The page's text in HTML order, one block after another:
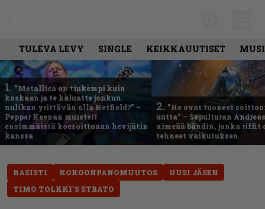
TULEVA LEVY SINGLE KEIKKAUUTISET
1. ”Metallica on tiukempi kuin
koskaan ja te haluatte jonkun
nulikan yrittävän olla Hetfield?” –
Pepper Keenan muisteli
ensimmäistä koesoittoaan hevijätin
kanssa
2. ”He ovat tuoneet
uutta” – Sepulturan
nimeää bändin, jonka riffit
tehneet vaikutuksen
BASISTI KOKOONPANOMUUTOS
UUSI JÄSEN
TIMO TOLKKI'S STRATO